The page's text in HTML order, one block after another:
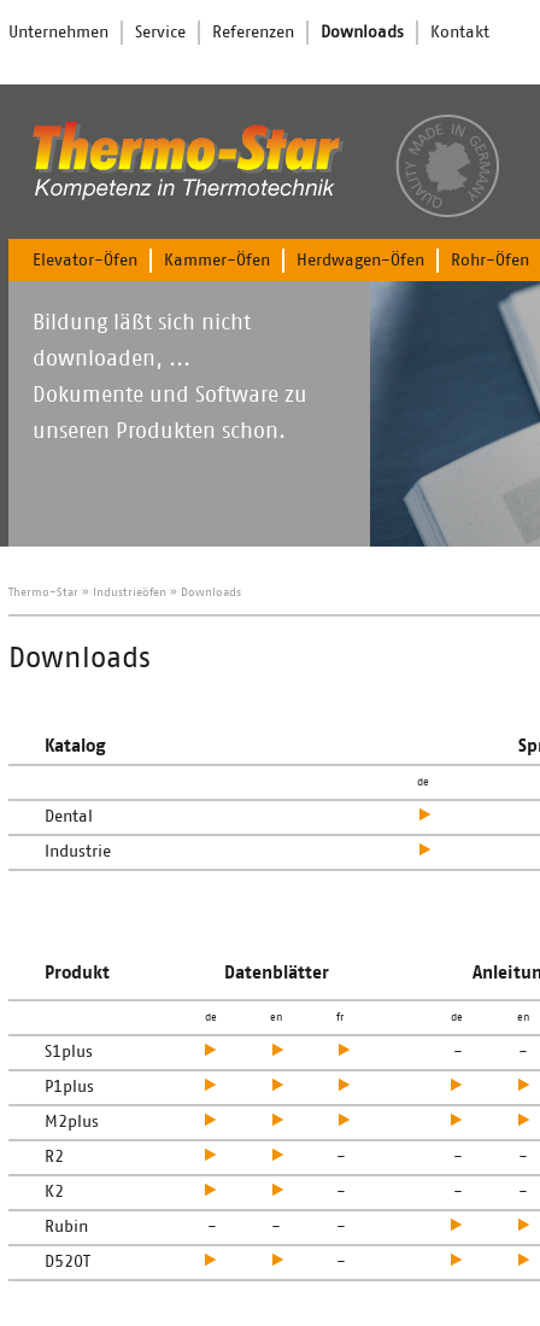
Navigation
Unternehmen Service Referenzen Downloads Kontakt
Navigation
Elevator-Öfen Kammer-Öfen Herdwagen-Öfen Rohr-Öfen
Bildung läßt sich nicht
downloaden, ...
Dokumente und Software zu
unseren Produkten schon.
Thermo-Star » Industrieöfen » Downloads
Downloads
Katalog
de
Dental
Industrie
Produkt Datenblätter
de en fr de en
S1plus - -
P1plus
M2plus
R2 - - -
K2 - - -
Rubin - - -
D520T -